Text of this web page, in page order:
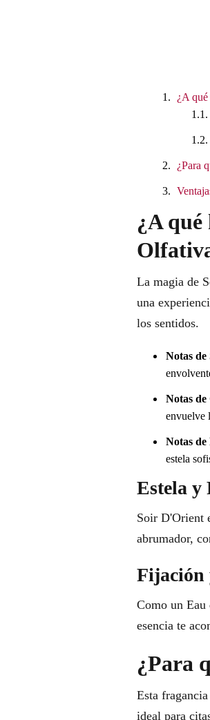
¿A
¿Para
¿A
La magia de
una
los sentidos.
Notas
Notas
envuelve
Notas
estela
Estela y
Soir D'Orient
abrumador,
Fijación
Como un Eau
esencia te
¿Para
Esta
ideal para